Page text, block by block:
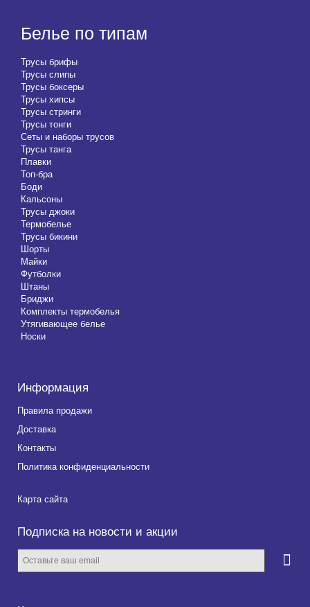
Белье по типам
Трусы брифы
Трусы слипы
Трусы боксеры
Трусы хипсы
Трусы стринги
Трусы тонги
Сеты и наборы трусов
Трусы танга
Плавки
Топ-бра
Боди
Кальсоны
Трусы джоки
Термобелье
Трусы бикини
Шорты
Майки
Футболки
Штаны
Бриджи
Комплекты термобелья
Утягивающее белье
Носки
Информация
Правила продажи
Доставка
Контакты
Политика конфиденциальности
Карта сайта
Подписка на новости и акции